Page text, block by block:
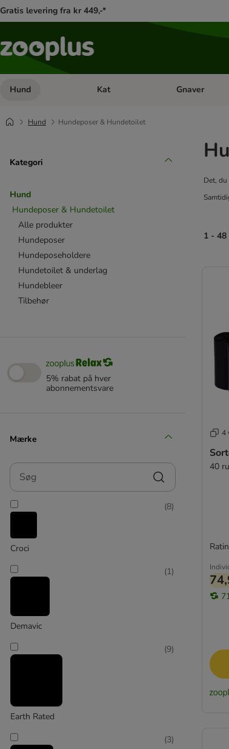
Gratis levering fra kr 449,-*
Hund Åben kategori menu: Hund
Kat Åben kategori
Gnaver
Hund Hundeposer & Hundetoilet
Kategori
Hund
Hundeposer & Hundetoilet
Alle produkter
Hundeposer
Hundeposeholdere
Hundetoilet & underlag
Hundebleer
Tilbehør
5% rabat på hver
abonnementsvare
Mærke
Søg
Croci
(8)
Demavic
(1)
Earth Rated
(9)
(3)
Det,
1 -
4
40